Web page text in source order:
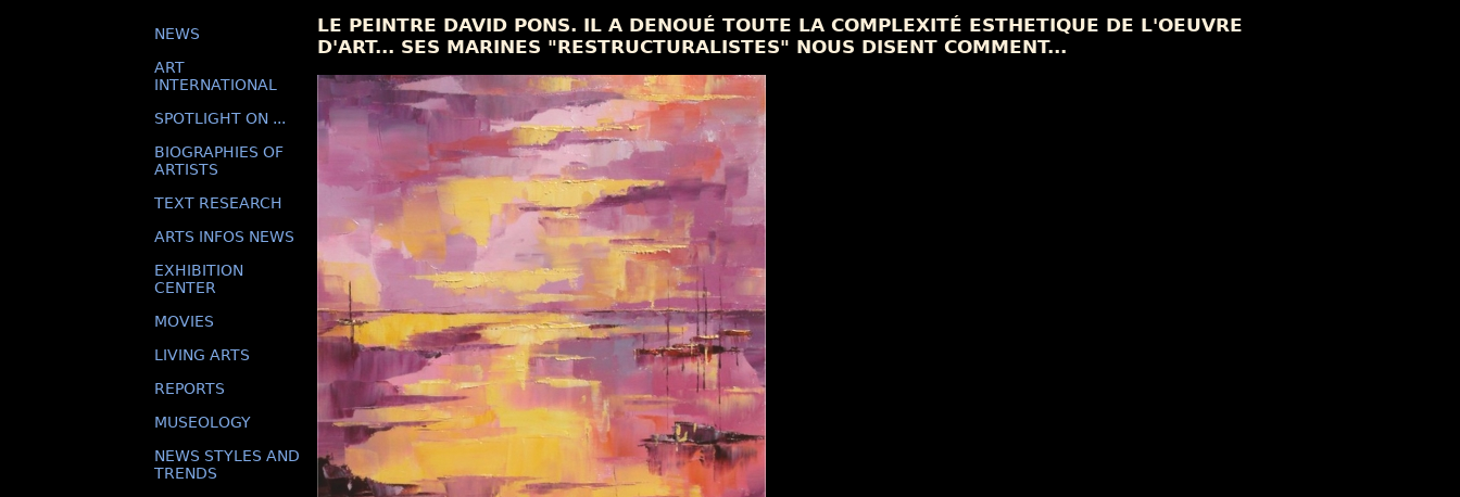
NEWS
ART
INTERNATIONAL
SPOTLIGHT ON ...
BIOGRAPHIES OF
ARTISTS
TEXT RESEARCH
ARTS INFOS NEWS
EXHIBITION
CENTER
MOVIES
LIVING ARTS
REPORTS
MUSEOLOGY
NEWS STYLES AND
TRENDS
LE PEINTRE DAVID PONS. IL A DENOUÉ TOUTE LA COMPLEXITÉ ESTHETIQUE DE L'OEUVRE
D'ART... SES MARINES "RESTRUCTURALISTES" NOUS DISENT COMMENT...